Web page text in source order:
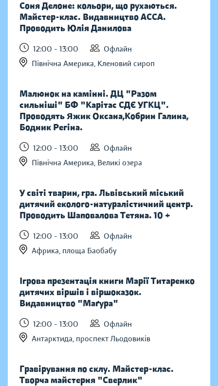
Соня Делоне: кольори, що рухаються.
Майстер-клас. Видавництво АССА.
Проводить Юлія Данилова
12:00 - 13:00
Офлайн
Північна Америка, Кленовий сироп
Малюнок на камінні. ДЦ "Разом
сильніші" БФ "Карітас СДЄ УГКЦ".
Проводять Яжик Оксана,Кобрин Галина,
Бодник Регіна.
12:00 - 13:00
Офлайн
Північна Америка, Великі озера
У світі тварин, гра. Львівський міський
дитячий еколого-натуралістичний центр.
Проводить Шаповалова Тетяна. 10 +
12:00 - 13:00
Офлайн
Африка, площа Баобабу
Ігрова презентація книги Марії Титаренко
дитячих віршів і віршоказок.
Видавництво "Маґура"
12:00 - 13:00
Офлайн
Антарктида, проспект Льодовиків
Гравірування по склу. Майстер-клас.
Творча майстерня "Сверлик"